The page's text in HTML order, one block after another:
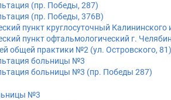
(пр. Победы, 287)
(пр. Победы, 376В)
пункт круглосуточный
пункт офтальмологический г.
общей практики №2 (ул. Островского, 81)
больницы №3
больницы №3 (пр. Победы 287)
№3